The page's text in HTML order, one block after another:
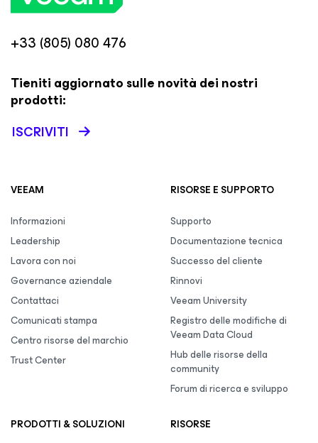
+33 (805) 080 476
Tieniti aggiornato sulle novità dei nostri
prodotti:
ISCRIVITI
VEEAM
Informazioni
Leadership
Lavora con noi
Governance aziendale
Contattaci
Comunicati stampa
Centro risorse del marchio
Trust Center
RISORSE E SUPPORTO
Supporto
Documentazione tecnica
Successo del cliente
Rinnovi
Veeam University
Registro delle modifiche di
Veeam Data Cloud
Hub delle risorse della
community
Forum di ricerca e sviluppo
PRODOTTI & SOLUZIONI
RISORSE